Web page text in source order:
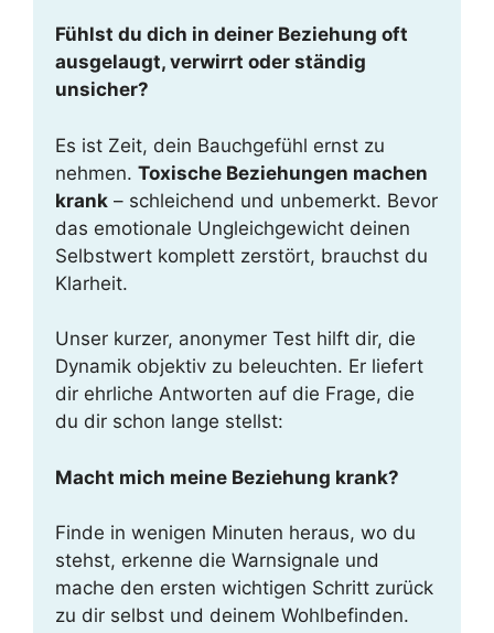
Fühlst du dich in deiner Beziehung oft
ausgelaugt, verwirrt oder ständig
unsicher?
Es ist Zeit, dein Bauchgefühl ernst zu
nehmen. Toxische Beziehungen machen
krank – schleichend und unbemerkt. Bevor
das emotionale Ungleichgewicht deinen
Selbstwert komplett zerstört, brauchst du
Klarheit.
Unser kurzer, anonymer Test hilft dir, die
Dynamik objektiv zu beleuchten. Er liefert
dir ehrliche Antworten auf die Frage, die
du dir schon lange stellst:
Macht mich meine Beziehung krank?
Finde in wenigen Minuten heraus, wo du
stehst, erkenne die Warnsignale und
mache den ersten wichtigen Schritt zurück
zu dir selbst und deinem Wohlbefinden.